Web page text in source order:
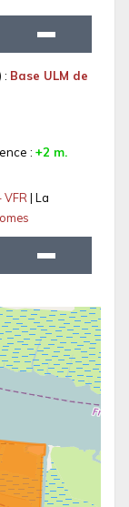
: Base ULM de
: +2 m.
VFR| La